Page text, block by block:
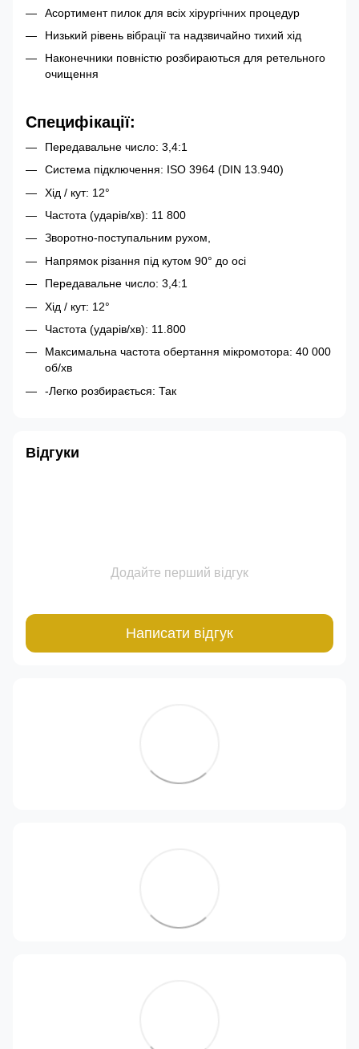
Асортимент пилок для всіх хірургічних процедур
Низький рівень вібрації та надзвичайно тихий хід
Наконечники повністю розбираються для ретельного
очищення
Специфікації:
Передавальне число: 3,4:1
Система підключення: ISO 3964 (DIN 13.940)
Хід / кут: 12°
Частота (ударів/хв): 11 800
Зворотно-поступальним рухом,
Напрямок різання під кутом 90° до осі
Передавальне число: 3,4:1
Хід / кут: 12°
Частота (ударів/хв): 11.800
Максимальна частота обертання мікромотора: 40 000
об/хв
-Легко розбирається: Так
Відгуки
Додайте перший відгук
Написати відгук